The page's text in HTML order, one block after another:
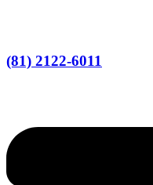
(81) 2122-6011